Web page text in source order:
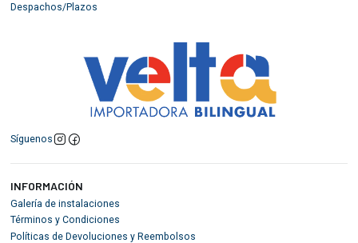
Despachos/Plazos
Síguenos
INFORMACIÓN
Galería de instalaciones
Términos y Condiciones
Políticas de Devoluciones y Reembolsos